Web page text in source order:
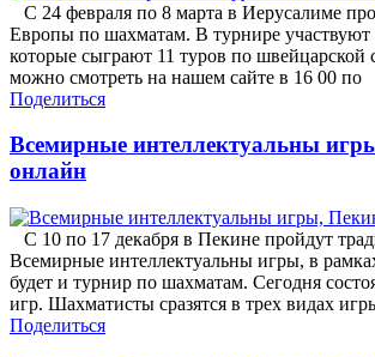
С 24 февраля по 8 марта в Иерусалиме
Европы по шахматам. В турнире участвуют
которые сыграют 11 туров по швейцарской
можно смотреть на нашем сайте в 16 00 по
Поделиться
Всемирные интеллектуальны
онлайн
С 10 по 17 декабря в Пекине пройдут
Всемирные интеллектуальны игры, в
будет и турнир по шахматам. Сегодня
игр. Шахматисты сразятся в трех видах
Поделиться